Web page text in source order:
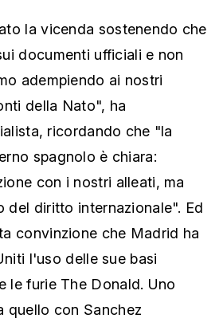
la vicenda sostenendo che
documenti ufficiali e non
adempiendo ai nostri
della Nato", ha
ricordando che "la
spagnolo è chiara:
con i nostri alleati, ma
del diritto internazionale". Ed
convinzione che Madrid ha
l'uso delle sue basi
le furie The Donald. Uno
quello con Sanchez